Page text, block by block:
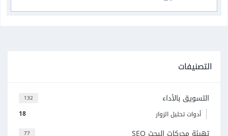
التصنيفات
132 التسويق بالأداء
18 أدوات تحليل الزوار
77